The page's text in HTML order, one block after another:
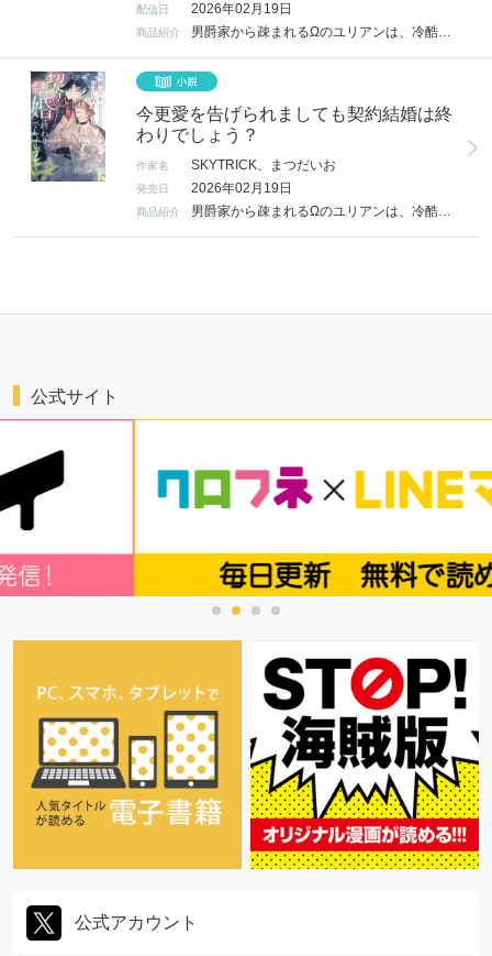
配信日 2026年02月19日
商品紹介 男爵家から疎まれるΩのユリアンは、冷酷な軍人と恐れられる公爵家当主でαのロドリックと結婚することに。 「なぜ…？」と疑問に思うユリアンに、ロドリックはある条件を告げる。 それは、「二年間」だけ夫婦として過ごすという契約だった。 大切な存在を守るために契約を受け入れたユリアン。 国を守るために契約を提示したロドリック。 ふたりの間に愛はなかったが、互いの強さや優しさに触れるたび惹かれていき…？ ＜電子限定の書き下ろしショート付＞
今更愛を告げられましても契約結婚は終
わりでしょう？
作家名 SKYTRICK、まつだいお
発売日 2026年02月19日
商品紹介 男爵家から疎まれるΩのユリアンは、冷酷な軍人と恐れられる公爵家当主でαのロドリックと結婚することに。「なぜ…？」と疑問に思うユリアンに、ロドリックはある条件を告げる。それは、「二年間」だけ夫婦として過ごすという契約だった。大切な存在を守るために契約を受け入れたユリアン。国を守るために契約を提示したロドリック。ふたりの間に愛はなかったが、互いの強さや優しさに触れるたび惹かれていき…？
公式サイト
公式アカウント